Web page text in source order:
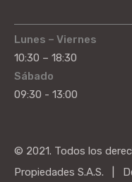
Lunes – Viernes
10:30 – 18:30
Sábado
09:30 - 13:00
© 2021. Todos los
Propiedades S.A.S. |